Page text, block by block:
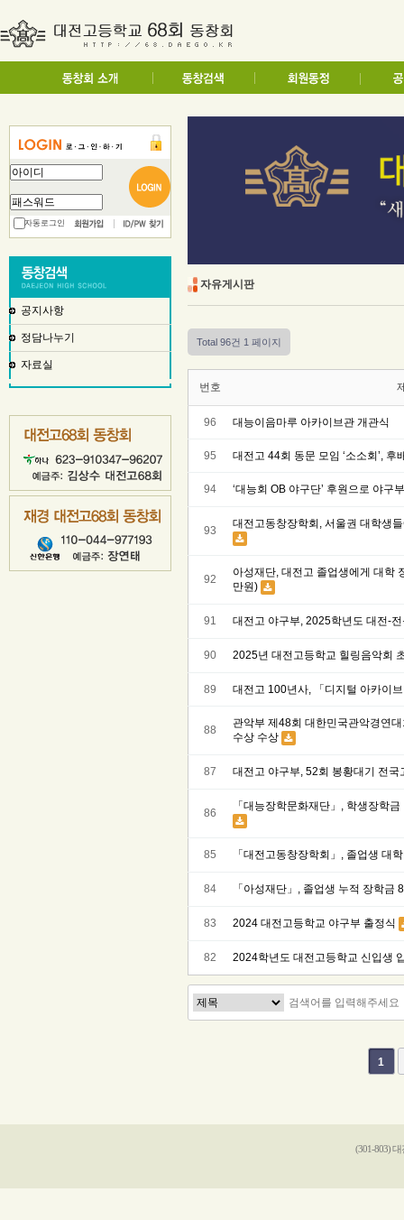
자동로그인
공지사항
정담나누기
자료실
자유게시판
Total 96건 1 페이지
번호
96 대능이음마루 아카이브관 개관식
95 대전고 44회 동문 모임 ‘소소회’,
94 ‘대능회 OB 야구단’ 후원으로 야구
93
대전고동창장학회, 서울권 대학생
92
아성재단, 대전고 졸업생에게 대학
만원)
91 대전고 야구부, 2025학년도 대전-
90 2025년 대전고등학교 힐링음악회
89 대전고 100년사, 「디지털 아카이
88
관악부 제48회 대한민국관악경연
수상 수상
87 대전고 야구부, 52회 봉황대기 전
86
「대능장학문화재단」, 학생장학
85 「대전고동창장학회」, 졸업생 대
84 「아성재단」, 졸업생 누적 장학금
83 2024 대전고등학교 야구부 출정식
82 2024학년도 대전고등학교 신입생
1
(301-803)